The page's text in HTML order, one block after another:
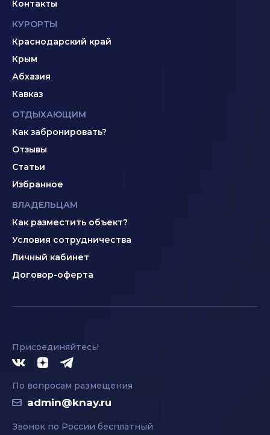
Контакты
КУРОРТЫ
Краснодарский край
Крым
Абхазия
Кавказ
ОТДЫХАЮЩИМ
Как забронировать?
Отзывы
Статьи
Избранное
ВЛАДЕЛЬЦАМ
Как разместить объект?
Условия сотрудничества
Личный кабинет
Договор-оферта
Присоединяйтесь!
По вопросам размещения
admin@knay.ru
Звонок по России бесплатный